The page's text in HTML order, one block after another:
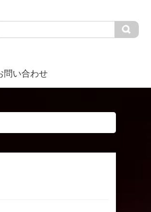
問い合わせ